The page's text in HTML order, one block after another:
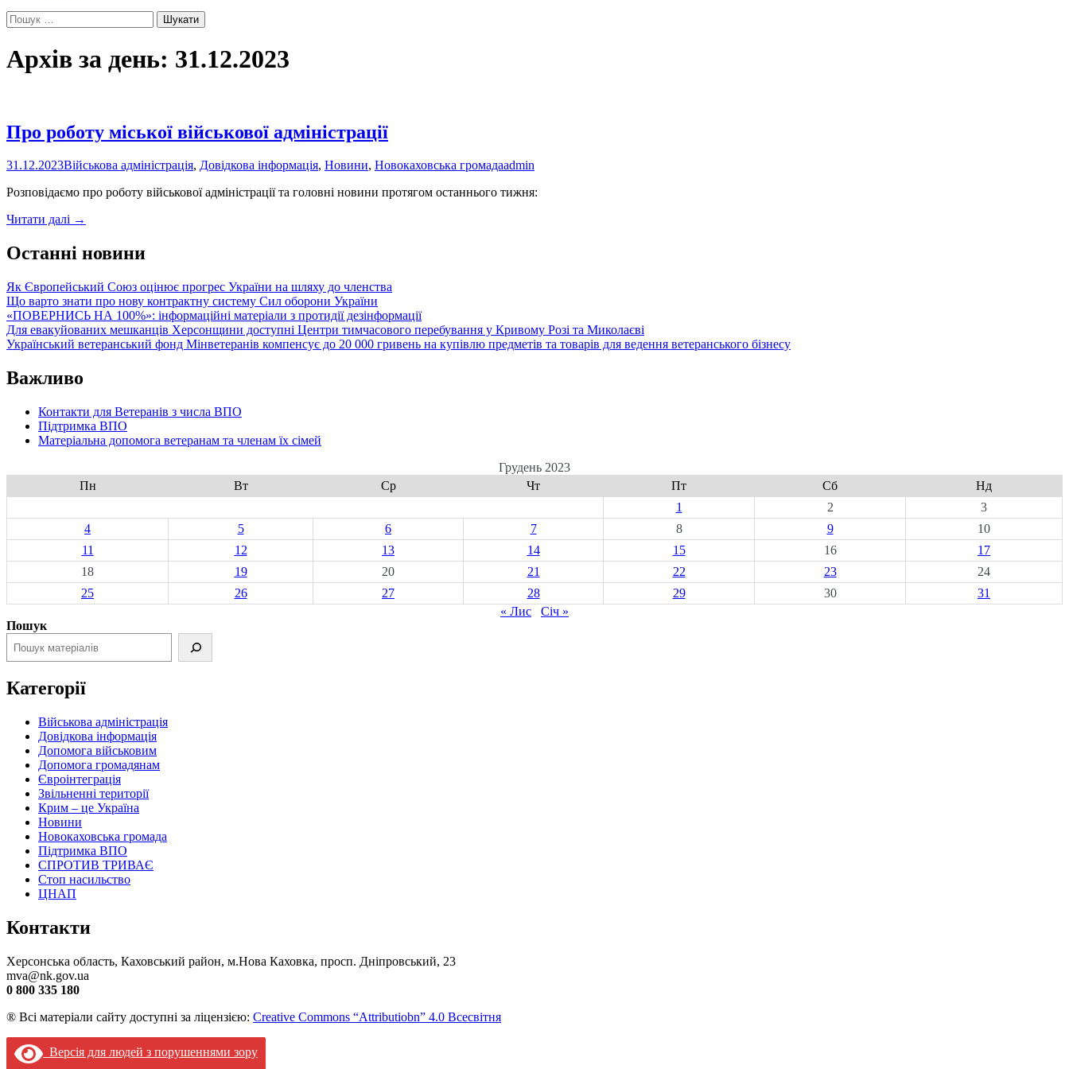
Пошук:
Архів за день: 31.12.2023
Про роботу міської військової адміністрації
31.12.2023Військова адміністрація, Довідкова інформація, Новини, Новокаховська громадаadmin
Розповідаємо про роботу військової адміністрації та головні новини протягом останнього тижня:
Читати далі Про
міської
військової
→
Останні новини
Як Європейський Союз оцінює прогрес України на шляху до членства
Що варто знати про нову контрактну систему Сил оборони України
«ПОВЕРНИСЬ НА 100%»: інформаційні матеріали з протидії дезінформації
Для евакуйованих мешканців Херсонщини доступні Центри тимчасового перебування у Кривому Розі та Миколаєві
Український ветеранський фонд Мінветеранів компенсує до 20 000 гривень на купівлю предметів та товарів для ведення ветеранського бізнесу
Важливо
Контакти для Ветеранів з числа ВПО
Підтримка ВПО
Матеріальна допомога ветеранам та членам їх сімей
Грудень 2023
Пн
Вт Ср Чт Пт Сб
Нд
1
2
3
4
5 6 7 8 9
10
11
12 13 14 15 16
17
18
19 20 21 22 23
24
25
26 27 28 29 30
31
« Лис
Січ »
Пошук
Категорії
Військова адміністрація
Довідкова інформація
Допомога військовим
Допомога громадянам
Євроінтеграція
Звільненні території
Крим – це Україна
Новини
Новокаховська громада
Підтримка ВПО
СПРОТИВ ТРИВАЄ
Стоп насильство
ЦНАП
Контакти
Херсонська область, Каховський район, м.Нова Каховка, просп. Дніпровський, 23
mva@nk.gov.ua
0 800 335 180
® Всі матеріали сайту доступні за ліцензією: Creative Commons “Attributiobn” 4.0 Всесвітня
Версія для людей з порушеннями зору